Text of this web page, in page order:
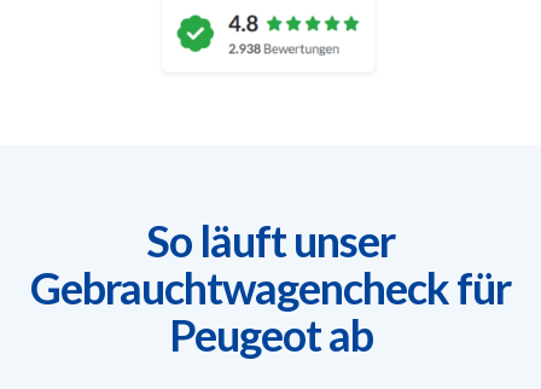
So läuft unser
Gebrauchtwagencheck für
Peugeot ab